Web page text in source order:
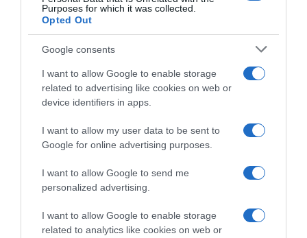
Purposes for which it was collected.
Opted Out
Google consents
I want to allow Google to enable storage
related to advertising like cookies on web or
device identifiers in apps.
I want to allow my user data to be sent to
Google for online advertising purposes.
I want to allow Google to send me
personalized advertising.
I want to allow Google to enable storage
related to analytics like cookies on web or
Korábbi bejegyzések Következő bejegyzés